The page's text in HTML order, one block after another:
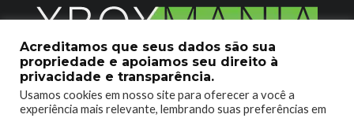
2020 © Xboxmania. Todos os Direitos Reservados.
SOBRE O XBOX MANIA CONTATO
Acreditamos que seus dados são sua
propriedade e apoiamos seu direito à
privacidade e transparência.
Usamos cookies em nosso site para oferecer a você a
experiência mais relevante, lembrando suas preferências em